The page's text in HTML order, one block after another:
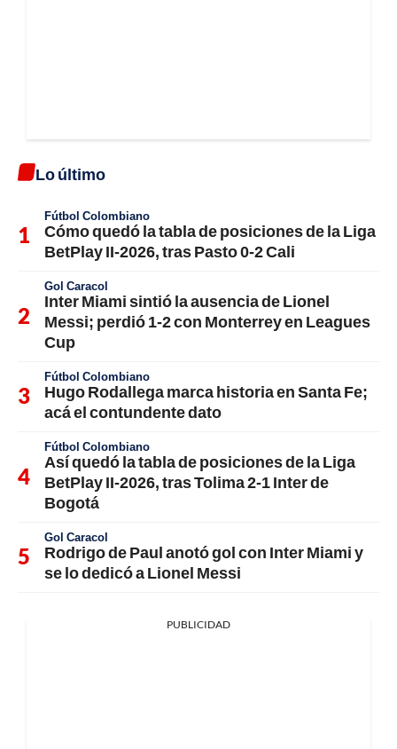
Lo último
Fútbol Colombiano
Cómo quedó la tabla de posiciones de la Liga
BetPlay II-2026, tras Pasto 0-2 Cali
Gol Caracol
Inter Miami sintió la ausencia de Lionel
Messi; perdió 1-2 con Monterrey en Leagues
Cup
Fútbol Colombiano
Hugo Rodallega marca historia en Santa Fe;
acá el contundente dato
Fútbol Colombiano
Así quedó la tabla de posiciones de la Liga
BetPlay II-2026, tras Tolima 2-1 Inter de
Bogotá
Gol Caracol
Rodrigo de Paul anotó gol con Inter Miami y
se lo dedicó a Lionel Messi
PUBLICIDAD